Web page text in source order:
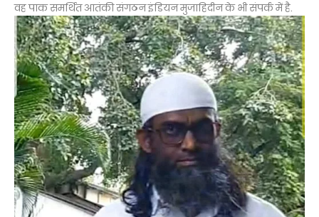
वह पाक समर्थित आतंकी संगठन इंडियन मुजाहिदीन के भी संपर्क में है.